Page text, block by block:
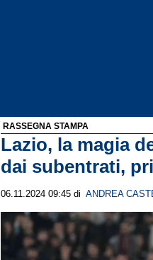
RASSEGNA STAMPA
Lazio, la magia
dai subentrati,
06.11.2024 09:45 di ANDREA